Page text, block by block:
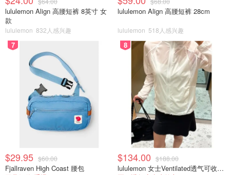
JPMorgan Chase & Co. 摩根大通公司
Bank of America Corp. 美国银行
Goldman Sachs Group 高盛集团
5. 加拿大针对广阔国际股票市场的最佳指数基金：TDB911
道明国际指数基金 – e( TD International Index Fund – e )的
管理费为 0.4%，与市场上其他共同基金相比较低。
该加拿大指数基金来自一家大银行，其目标是通过跟踪欧
洲、亚洲和远东地区的国际市场指数，重点关注大型知名公
司，实现长期增长。
lululemon Align 高腰短裤 8英寸 女
款
lululemon 832人感兴趣
lululemon Align 高腰短裤 28cm
lululemon 518人感兴趣
7
$29.95 $60.00
Fjallraven High Coast 腰包
8
$134.00 $188.00
lululemon 女士Ventilated透气可收纳跑步夹克